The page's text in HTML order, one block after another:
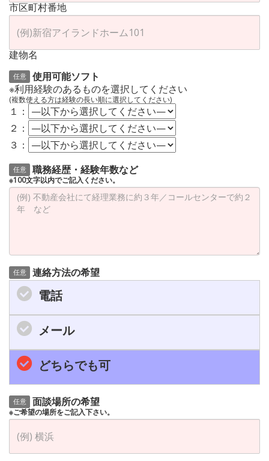
市区町村番地
建物名
任意
使用可能ソフト
※利用経験のあるものを選択してください
(複数使える方は経験の長い順に選択してください)
１：
２：
３：
任意 職務経歴・経験年数など
※100文字以内でご記入ください。
任意 連絡方法の希望
電話
メール
どちらでも可
任意 面談場所の希望
※ご希望の場所をご記入下さい。